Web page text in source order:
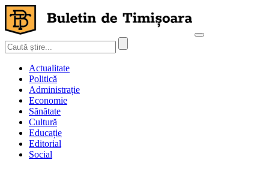
Actualitate
Politică
Administrație
Economie
Sănătate
Cultură
Educație
Editorial
Social